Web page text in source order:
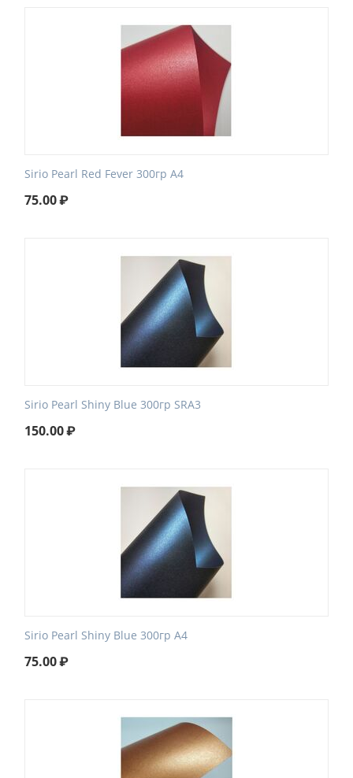
Sirio Pearl Red Fever 300гр А4
75.00₽
Sirio Pearl Shiny Blue 300гр SRA3
150.00₽
Sirio Pearl Shiny Blue 300гр А4
75.00₽